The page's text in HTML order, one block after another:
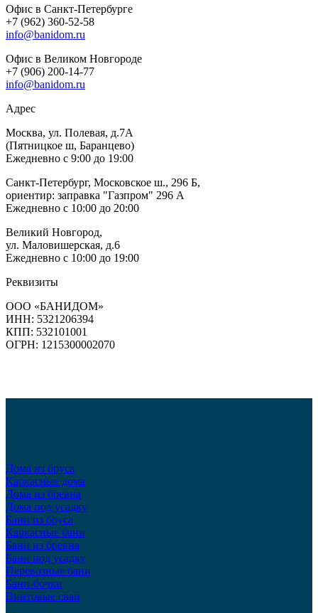
Офис в Санкт-Петербурге
+7 (962) 360-52-58
info@banidom.ru
Офис в Великом Новгороде
+7 (906) 200-14-77
info@banidom.ru
Адрес
Москва, ул. Полевая, д.7А
(Пятницкое ш, Баранцево)
Ежедневно с 9:00 до 19:00
Санкт-Петербург, Московское ш., 296 Б,
ориентир: заправка "Газпром" 296 А
Ежедневно с 10:00 до 20:00
Великий Новгород,
ул. Маловишерская, д.6
Ежедневно с 10:00 до 19:00
Реквизиты
ООО «БАНИДОМ»
ИНН: 5321206394
КПП: 532101001
ОГРН: 1215300002070
Дома из бруса
Каркасные дома
Дома из бревна
Дома под усадку
Бани из бруса
Каркасные бани
Бани из бревна
Бани под усадку
Перевозные бани
Бани-бочки
Винтовые сваи